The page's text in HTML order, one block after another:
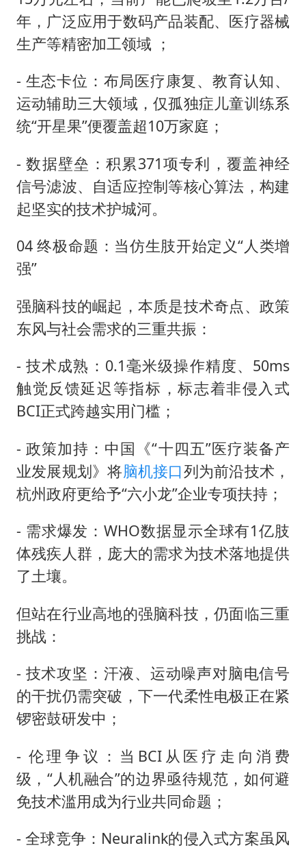
年，广泛应用于数码产品装配、医疗器械
生产等精密加工领域 ；
- 生态卡位：布局医疗康复、教育认知、
运动辅助三大领域，仅孤独症儿童训练系
统“开星果”便覆盖超10万家庭；
- 数据壁垒：积累371项专利，覆盖神经
信号滤波、自适应控制等核心算法，构建
起坚实的技术护城河。
04 终极命题：当仿生肢开始定义“人类增
强”
强脑科技的崛起，本质是技术奇点、政策
东风与社会需求的三重共振：
- 技术成熟：0.1毫米级操作精度、50ms
触觉反馈延迟等指标，标志着非侵入式
BCI正式跨越实用门槛；
- 政策加持：中国《“十四五”医疗装备产
业发展规划》将脑机接口列为前沿技术，
杭州政府更给予“六小龙”企业专项扶持；
- 需求爆发：WHO数据显示全球有1亿肢
体残疾人群，庞大的需求为技术落地提供
了土壤。
但站在行业高地的强脑科技，仍面临三重
挑战：
- 技术攻坚：汗液、运动噪声对脑电信号
的干扰仍需突破，下一代柔性电极正在紧
锣密鼓研发中；
- 伦理争议：当BCI从医疗走向消费
级，“人机融合”的边界亟待规范，如何避
免技术滥用成为行业共同命题；
- 全球竞争：Neuralink的侵入式方案虽风